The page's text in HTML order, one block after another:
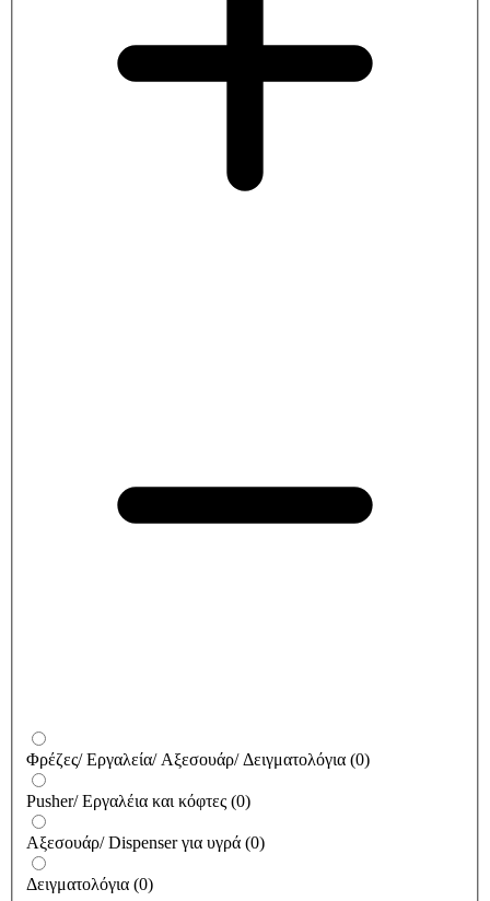
Φρέζες/ Εργαλεία/ Αξεσουάρ/ Δειγματολόγια (0)
Pusher/ Εργαλέια και κόφτες (0)
Αξεσουάρ/ Dispenser για υγρά (0)
Δειγματολόγια (0)